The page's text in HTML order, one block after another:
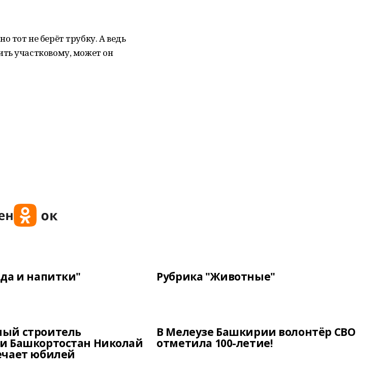
тот не берёт трубку. А ведь
участковому, может он
и напитки" Рубрика "Животные"
строитель
Башкортостан Николай
юбилей
В Мелеузе Башкирии волонтёр СВО
отметила 100-летие!